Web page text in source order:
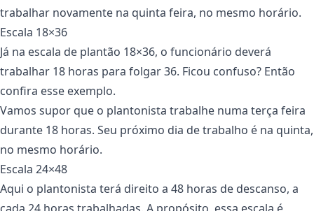
trabalhar novamente na quinta feira, no mesmo horário.
Escala 18×36
Já na escala de plantão 18×36, o funcionário deverá
trabalhar 18 horas para folgar 36. Ficou confuso? Então
confira esse exemplo.
Vamos supor que o plantonista trabalhe numa terça feira
durante 18 horas. Seu próximo dia de trabalho é na quinta,
no mesmo horário.
Escala 24×48
Aqui o plantonista terá direito a 48 horas de descanso, a